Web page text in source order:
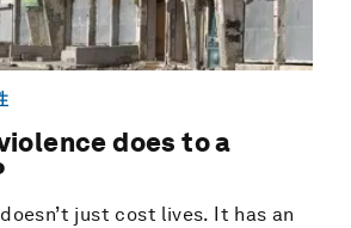
does to a
just cost lives. It has an